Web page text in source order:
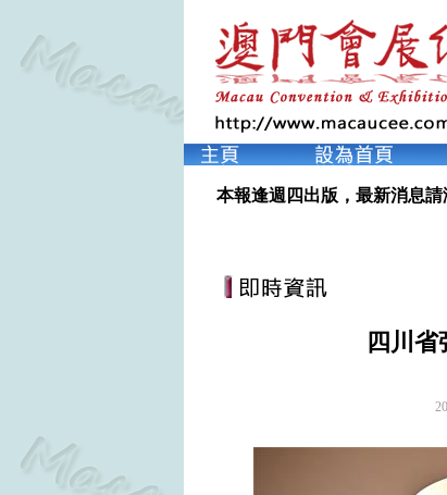
本報逢週四出版，最新消息請
四川